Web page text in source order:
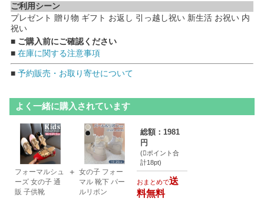
ご利用シーン
プレゼント 贈り物 ギフト お返し 引っ越し祝い 新生活 お祝い 内
祝い
■ ご購入前にご確認ください
■ 在庫に関する注意事項
■ 予約販売・お取り寄せについて